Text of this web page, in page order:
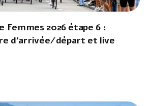
Femmes 2026 étape 6 :
d'arrivée/départ et live